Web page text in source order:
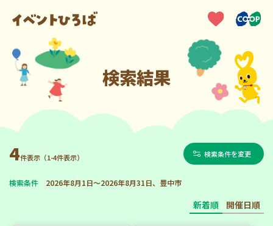
検索結果
4件表示（1-4件表示） 検索条件を変更
検索条件 2026年8月1日～2026年8月31日、豊中市
新着順 開催日順